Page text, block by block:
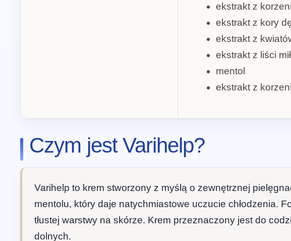
ekstrakt z
ekstrakt z kory
ekstrakt z
ekstrakt z liści
mentol
ekstrakt z
Czym jest Varihelp?
Varihelp to krem stworzony z myślą o zewnętrznej
mentolu, który daje natychmiastowe uczucie chłodzenia.
tłustej warstwy na skórze. Krem przeznaczony jest do
dolnych.